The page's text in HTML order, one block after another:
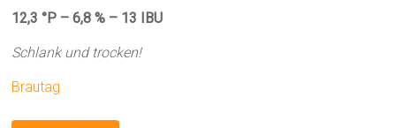
12,3 °P – 6,8 % – 13 IBU
Schlank und trocken!
Brautag